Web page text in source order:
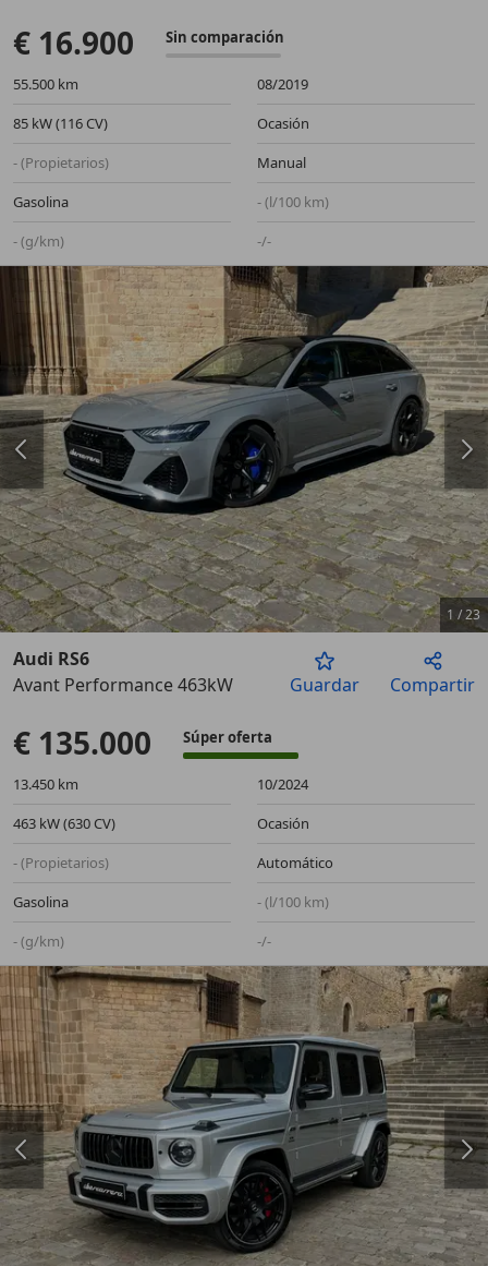
€ 16.900 Sin comparación
55.500 km
08/2019
85 kW (116 CV)
Ocasión
- (Propietarios)
Manual
Gasolina
- (l/100 km)
- (g/km)
-/-
Anterior
1 /23
Audi RS6
Avant Performance 463kW
Guardar Compartir
€ 135.000 Súper oferta
13.450 km
10/2024
463 kW (630 CV)
Ocasión
- (Propietarios)
Automático
Gasolina
- (l/100 km)
- (g/km)
-/-